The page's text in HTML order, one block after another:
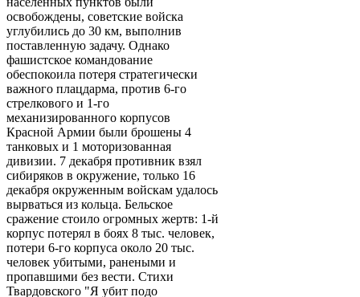
освобождены, советские войска
углубились до 30 км, выполнив
поставленную задачу. Однако
фашистское командование
обеспокоила потеря стратегически
важного плацдарма, против 6-го
стрелкового и 1-го
механизированного корпусов
Красной Армии были брошены 4
танковых и 1 моторизованная
дивизии. 7 декабря противник взял
сибиряков в окружение, только 16
декабря окруженным войскам удалось
вырваться из кольца. Бельское
сражение стоило огромных жертв: 1-й
корпус потерял в боях 8 тыс. человек,
потери 6-го корпуса около 20 тыс.
человек убитыми, ранеными и
пропавшими без вести. Стихи
Твардовского "Я убит подо